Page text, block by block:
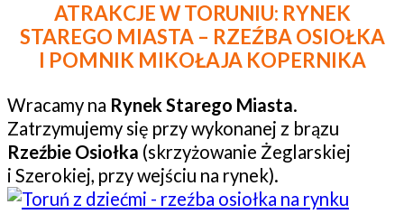
ATRAKCJE W TORUNIU: RYNEK
STAREGO MIASTA – RZEŹBA OSIOŁKA
I POMNIK MIKOŁAJA KOPERNIKA
Wracamy na Rynek Starego Miasta.
Zatrzymujemy się przy wykonanej z brązu
Rzeźbie Osiołka (skrzyżowanie Żeglarskiej
i Szerokiej, przy wejściu na rynek).